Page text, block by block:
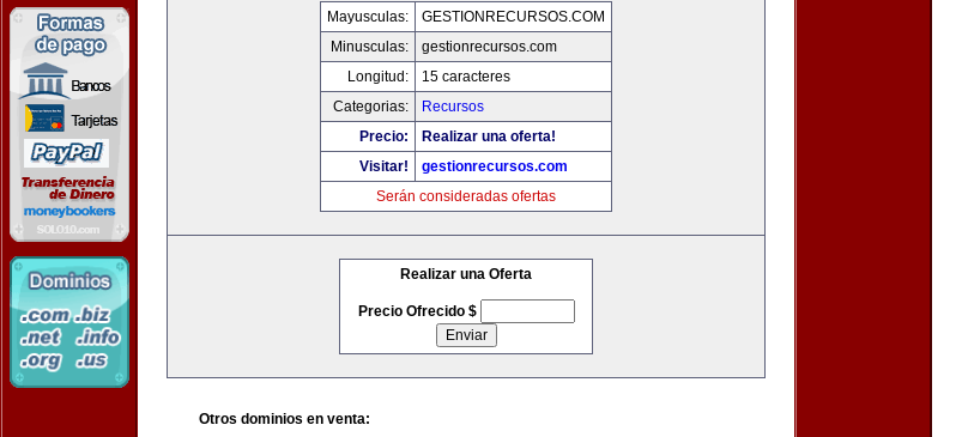
Mayusculas:
GESTIONRECURSOS.COM
Minusculas:
gestionrecursos.com
Longitud:
15 caracteres
Categorias:
Recursos
Precio:
Realizar una oferta!
Visitar!
gestionrecursos.com
Serán consideradas ofertas
Realizar una Oferta
Precio Ofrecido $
Otros dominios en venta: